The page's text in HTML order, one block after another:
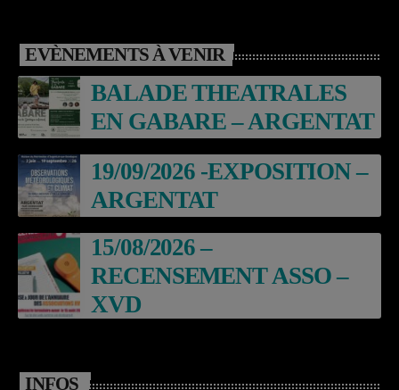
EVÈNEMENTS À VENIR
BALADE THEATRALES
EN GABARE – ARGENTAT
19/09/2026 -EXPOSITION –
ARGENTAT
15/08/2026 –
RECENSEMENT ASSO –
XVD
INFOS